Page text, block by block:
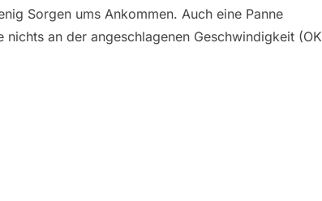
Sorgen ums Ankommen. Auch eine Panne
an der angeschlagenen Geschwindigkeit (OK